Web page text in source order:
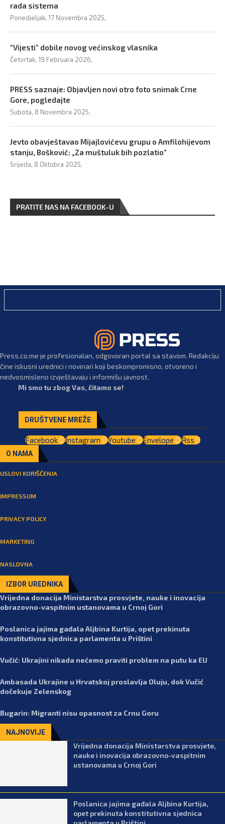
rada sistema
Ponedjeljak, 17 Novembra 2025,
“Vijesti” dobile novog većinskog vlasnika
Četvrtak, 19 Februara 2026,
PRESS saznaje: Objavljen novi otro foto snimak Crne
Gore, pogledajte
Subota, 8 Novembra 2025,
Jevto obavještavao Mijajlovićevu grupu o Amfilohijevom
stanju, Bošković: „Za muštuluk bih pozlatio“
Srijeda, 8 Oktobra 2025,
PRATITE NAS NA FACEBOOK-U
Press.co.me je profesionalan, odgovoran portal sa stavom. Redakciju
čine iskusni urednici i novinari koji beskompromisno, otvoreno i
nedvosmisleno izvještavaju i informišu javnost.
Mi smo tu zbog Vas, čitamo se!
DRUŠTVENE MREŽE
Facebook Instagram Youtube Envelope Rss
O NAMA
USLOVI KORIŠĆENJA
IMPRESSUM
PRIVACY POLICY
MARKETING
NASLOVNA
IZBOR UREDNIKA
Vrijedna donacija Ministarstva prosvjete, nauke i inovacija
obrazovno-vaspitnim ustanovama u Crnoj Gori
Poslanica jajima gađala Aljbina Kurtija, opet prekinuta
konstitutivna sjednica parlamenta u Prištini
Vučić: Ukrajini nikada nećemo praviti problem na putu ka EU
Ambasada Ukrajine u Hrvatskoj proslavlja Oluju, dok Vučić
dočekuje Zelenskog
Bugarin: Migranti nisu opasnost za Crnu Goru
NAJNOVIJE
Vrijedna donacija Ministarstva prosvjete,
nauke i inovacija obrazovno-vaspitnim
ustanovama u Crnoj Gori
Poslanica jajima gađala Aljbina Kurtija,
opet prekinuta konstitutivna sjednica